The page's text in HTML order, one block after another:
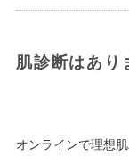
肌診断はあり
オンラインで理想